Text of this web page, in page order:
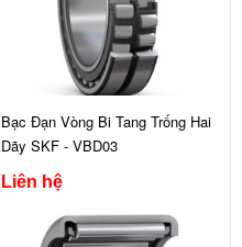
Bạc Đạn Vòng Bi Tang Trống Hai
Dãy SKF - VBD03
Liên hệ